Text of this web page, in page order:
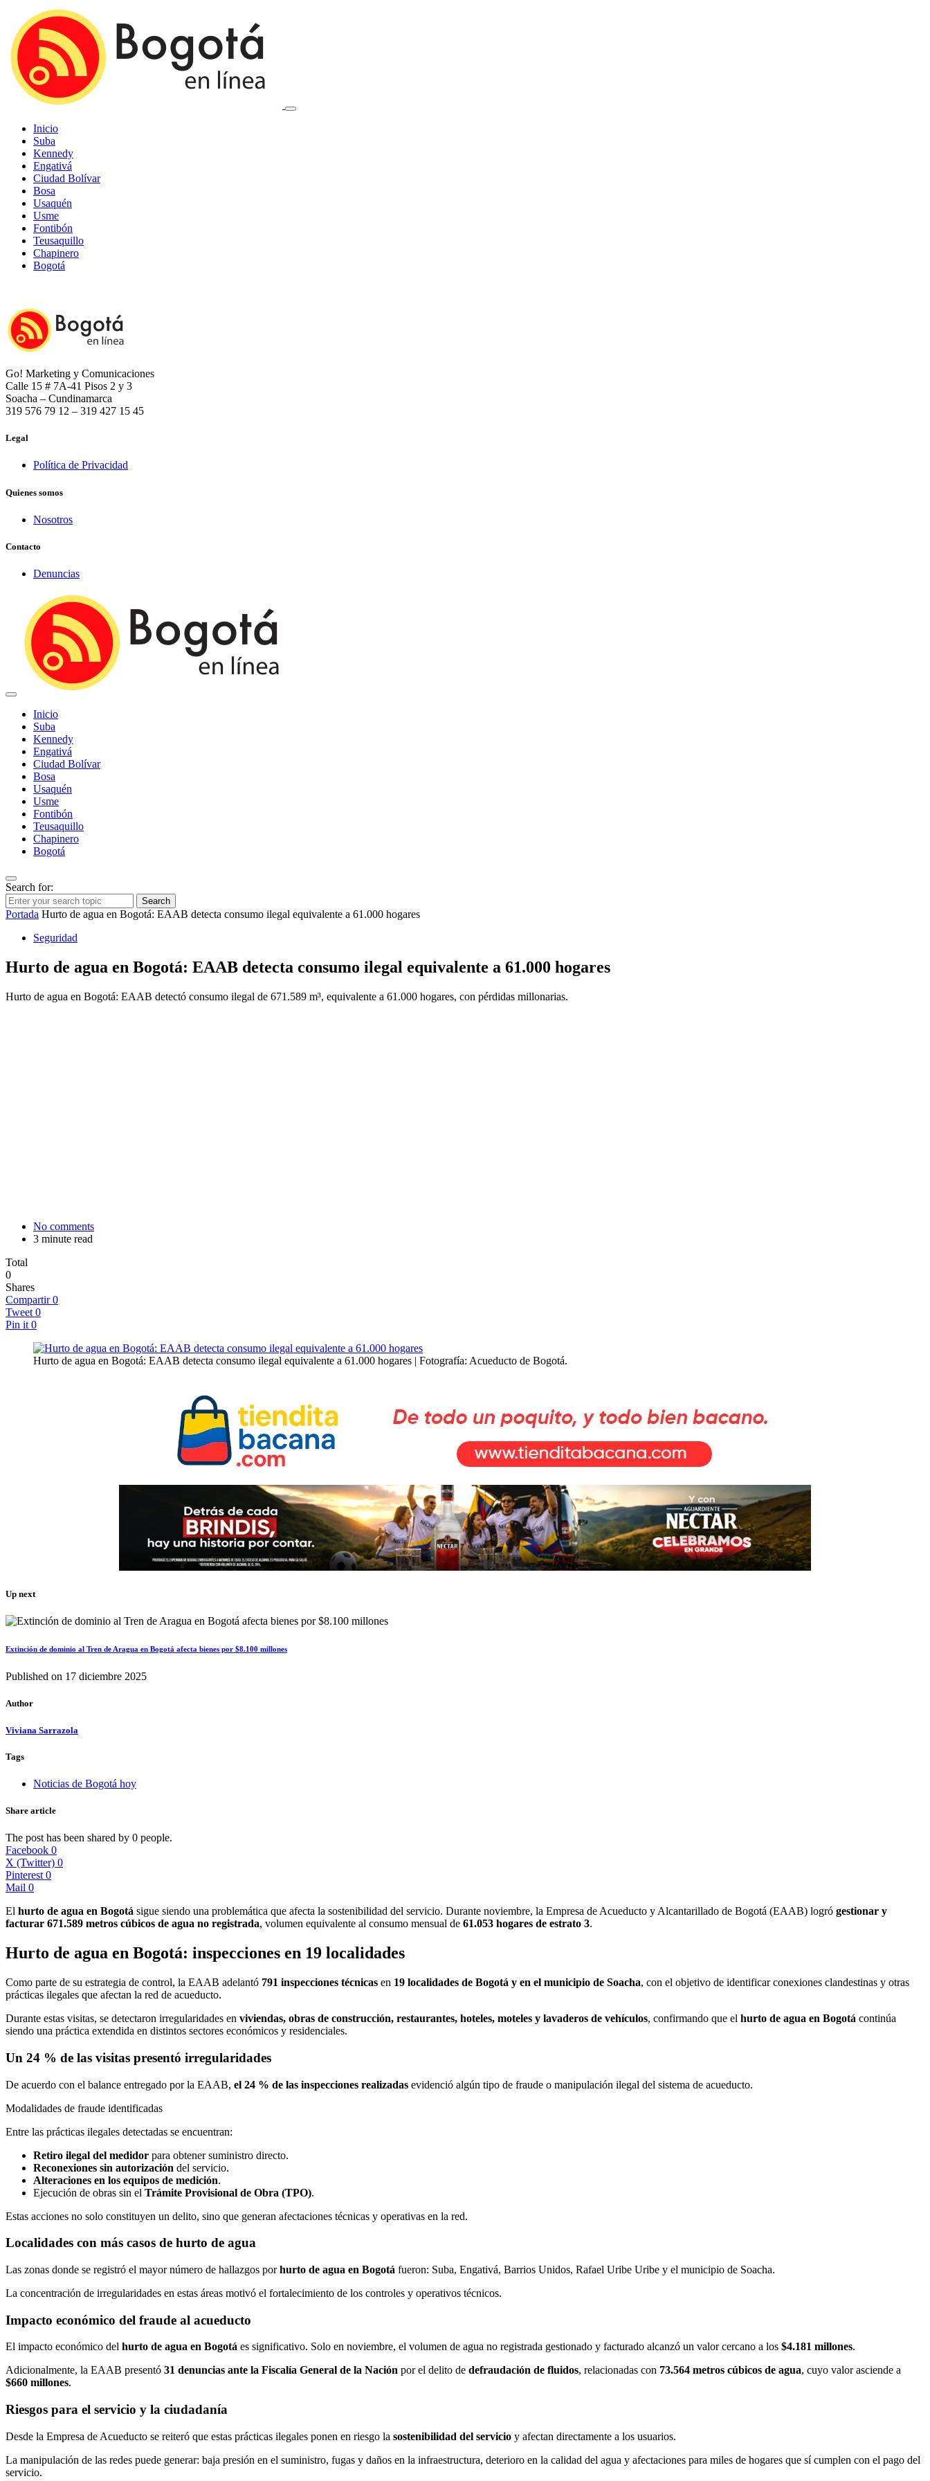
Inicio
Suba
Kennedy
Engativá
Ciudad Bolívar
Bosa
Usaquén
Usme
Fontibón
Teusaquillo
Chapinero
Bogotá
Go! Marketing y Comunicaciones
Calle 15 # 7A-41 Pisos 2 y 3
Soacha – Cundinamarca
319 576 79 12 – 319 427 15 45
Legal
Política de Privacidad
Quienes somos
Nosotros
Contacto
Denuncias
Inicio
Suba
Kennedy
Engativá
Ciudad Bolívar
Bosa
Usaquén
Usme
Fontibón
Teusaquillo
Chapinero
Bogotá
Search for:
Search
Portada Hurto de agua en Bogotá: EAAB detecta consumo ilegal equivalente a 61.000 hogares
Seguridad
Hurto de agua en Bogotá: EAAB detecta consumo ilegal equivalente a 61.000 hogares
Hurto de agua en Bogotá: EAAB detectó consumo ilegal de 671.589 m³, equivalente a 61.000 hogares, con pérdidas millonarias.
No comments
3 minute read
Total
0
Shares
Compartir 0
Tweet 0
Pin it 0
Hurto de agua en Bogotá: EAAB detecta consumo ilegal equivalente a 61.000 hogares | Fotografía: Acueducto de Bogotá.
Up next
Extinción de dominio al Tren de Aragua en Bogotá afecta bienes por $8.100 millones
Published on 17 diciembre 2025
Author
Viviana Sarrazola
Tags
Noticias de Bogotá hoy
Share article
The post has been shared by 0 people.
Facebook 0
X (Twitter) 0
Pinterest 0
Mail 0
El hurto de agua en Bogotá sigue siendo una problemática que afecta la sostenibilidad del servicio. Durante noviembre, la Empresa de Acueducto y Alcantarillado de Bogotá (EAAB) logró gestionar y
facturar 671.589 metros cúbicos de agua no registrada, volumen equivalente al consumo mensual de 61.053 hogares de estrato 3.
Hurto de agua en Bogotá: inspecciones en 19 localidades
Como parte de su estrategia de control, la EAAB adelantó 791 inspecciones técnicas en 19 localidades de Bogotá y en el municipio de Soacha, con el objetivo de identificar conexiones clandestinas y otras
prácticas ilegales que afectan la red de acueducto.
Durante estas visitas, se detectaron irregularidades en viviendas, obras de construcción, restaurantes, hoteles, moteles y lavaderos de vehículos, confirmando que el hurto de agua en Bogotá continúa
siendo una práctica extendida en distintos sectores económicos y residenciales.
Un 24 % de las visitas presentó irregularidades
De acuerdo con el balance entregado por la EAAB, el 24 % de las inspecciones realizadas evidenció algún tipo de fraude o manipulación ilegal del sistema de acueducto.
Modalidades de fraude identificadas
Entre las prácticas ilegales detectadas se encuentran:
Retiro ilegal del medidor para obtener suministro directo.
Reconexiones sin autorización del servicio.
Alteraciones en los equipos de medición.
Ejecución de obras sin el Trámite Provisional de Obra (TPO).
Estas acciones no solo constituyen un delito, sino que generan afectaciones técnicas y operativas en la red.
Localidades con más casos de hurto de agua
Las zonas donde se registró el mayor número de hallazgos porhurto de agua en Bogotá fueron: Suba, Engativá, Barrios Unidos, Rafael Uribe Uribe y el municipio de Soacha.
La concentración de irregularidades en estas áreas motivó el fortalecimiento de los controles y operativos técnicos.
Impacto económico del fraude al acueducto
El impacto económico del hurto de agua en Bogotá es significativo. Solo en noviembre, el volumen de agua no registrada gestionado y facturado alcanzó un valor cercano a los $4.181 millones.
Adicionalmente, la EAAB presentó 31 denuncias ante la Fiscalía General de la Nación por el delito de defraudación de fluidos, relacionadas con 73.564 metros cúbicos de agua, cuyo valor asciende a
$660 millones.
Riesgos para el servicio y la ciudadanía
Desde la Empresa de Acueducto se reiteró que estas prácticas ilegales ponen en riesgo la sostenibilidad del servicio y afectan directamente a los usuarios.
La manipulación de las redes puede generar: baja presión en el suministro, fugas y daños en la infraestructura, deterioro en la calidad del agua y afectaciones para miles de hogares que sí cumplen con el pago del
servicio.